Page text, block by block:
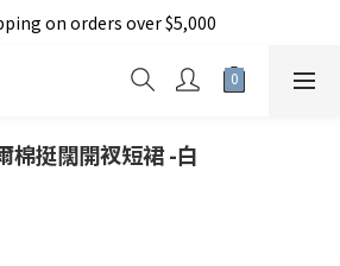
入新會員現折150元
on orders over $5,000
加入新會員現折150元
棉挺闊開衩短裙 -白